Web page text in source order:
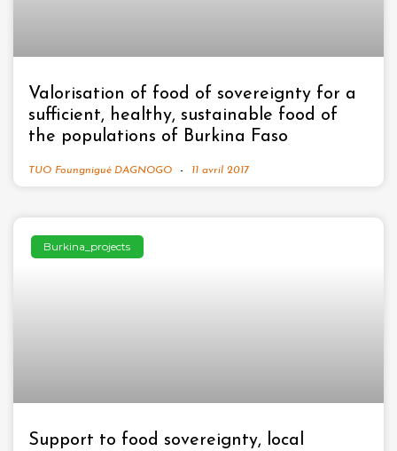
Valorisation of food of sovereignty for a
sufficient, healthy, sustainable food of
the populations of Burkina Faso
TUO Foungnigué DAGNOGO 11 avril 2017
Burkina_projects
Support to food sovereignty, local